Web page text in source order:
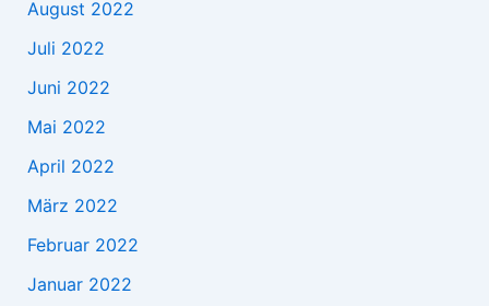
August 2022
Juli 2022
Juni 2022
Mai 2022
April 2022
März 2022
Februar 2022
Januar 2022